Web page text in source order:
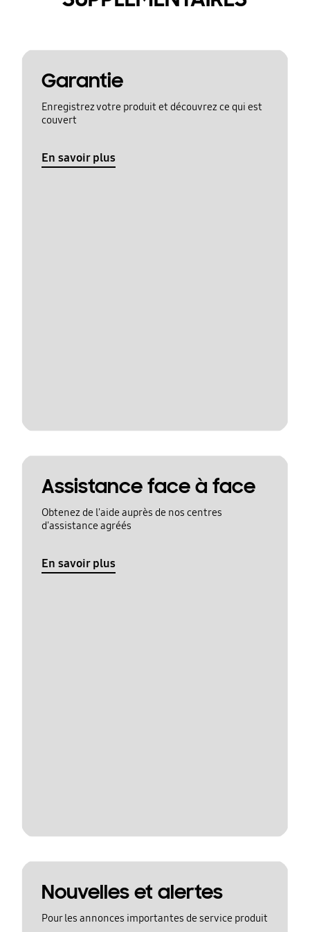
Garantie
Enregistrez votre produit et découvrez ce qui est
couvert
En savoir plus
Assistance face à face
Obtenez de l'aide auprès de nos centres
d'assistance agréés
En savoir plus
Nouvelles et alertes
Pour les annonces importantes de service produit